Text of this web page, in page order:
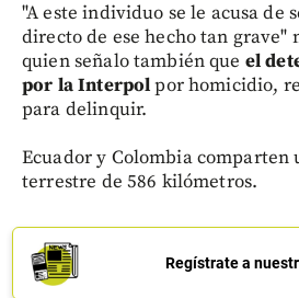
"A este individuo se le acusa de
directo de ese hecho tan grave"
quien señalo también que el
por la Interpolpor homicidio,
para delinquir.
Ecuador y Colombia comparten
terrestre de 586 kilómetros.
Regístrate a